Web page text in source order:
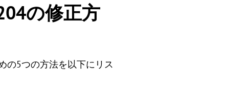
の修正方
の5つの方法を以下にリス